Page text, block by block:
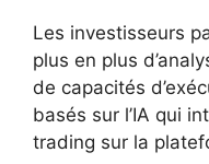
Les investisseurs
plus en plus
de capacités
basés sur l’IA qui
trading sur la